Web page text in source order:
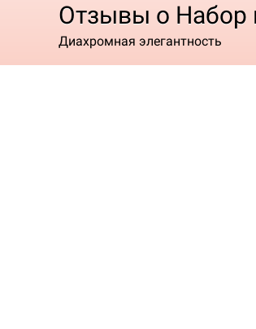
Отзывы о Набор
Диахромная элегантность